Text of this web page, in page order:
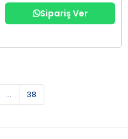
Sipariş Ver
... 38